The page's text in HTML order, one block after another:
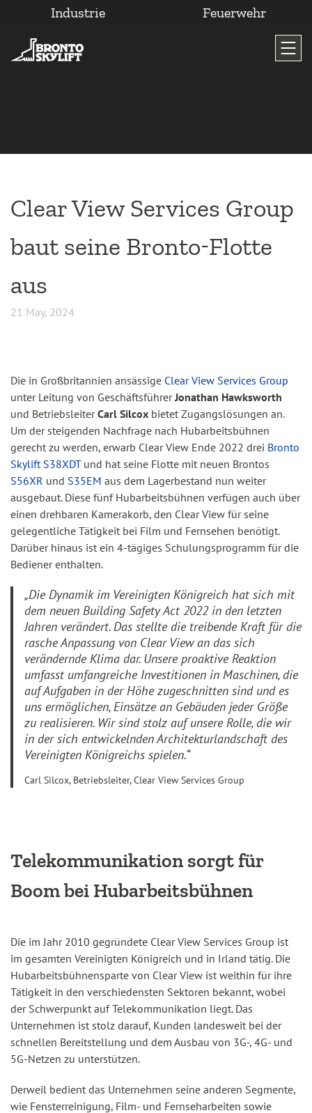
Inhalt
wechseln
Industrie Feuerwehr
Clear View Services Group
baut seine Bronto-Flotte
aus
21 May, 2024
Die in Großbritannien ansässige Clear View Services Group
unter Leitung von GeschäftsführerJonathan Hawksworth
und BetriebsleiterCarl Silcox bietet Zugangslösungen an.
Um der steigenden Nachfrage nach Hubarbeitsbühnen
gerecht zu werden, erwarb Clear View Ende 2022 drei Bronto
Skylift S38XDTund hat seine Flotte mit neuen Brontos
S56XR und S35EM aus dem Lagerbestand nun weiter
ausgebaut. Diese fünf Hubarbeitsbühnen verfügen auch über
einen drehbaren Kamerakorb, den Clear View für seine
gelegentliche Tätigkeit bei Film und Fernsehen benötigt.
Darüber hinaus ist ein 4-tägiges Schulungsprogramm für die
Bediener enthalten.
„Die Dynamik im Vereinigten Königreich hat sich mit
dem neuen Building Safety Act 2022 in den letzten
Jahren verändert. Das stellte die treibende Kraft für die
rasche Anpassung von Clear View an das sich
verändernde Klima dar. Unsere proaktive Reaktion
umfasst umfangreiche Investitionen in Maschinen, die
auf Aufgaben in der Höhe zugeschnitten sind und es
uns ermöglichen, Einsätze an Gebäuden jeder Größe
zu realisieren. Wir sind stolz auf unsere Rolle, die wir
in der sich entwickelnden Architekturlandschaft des
Vereinigten Königreichs spielen.“
Carl Silcox, Betriebsleiter, Clear View Services Group
Telekommunikation sorgt für
Boom bei Hubarbeitsbühnen
Die im Jahr 2010 gegründete Clear View Services Group ist
im gesamten Vereinigten Königreich und in Irland tätig. Die
Hubarbeitsbühnensparte von Clear View ist weithin für ihre
Tätigkeit in den verschiedensten Sektoren bekannt, wobei
der Schwerpunkt auf Telekommunikation liegt. Das
Unternehmen ist stolz darauf, Kunden landesweit bei der
schnellen Bereitstellung und dem Ausbau von 3G-, 4G- und
5G-Netzen zu unterstützen.
Derweil bedient das Unternehmen seine anderen Segmente,
wie Fensterreinigung, Film- und Fernseharbeiten sowie